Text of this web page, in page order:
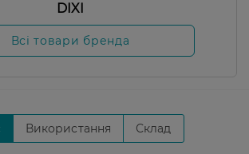
DIXI
Всі товари бренда
Використання Склад